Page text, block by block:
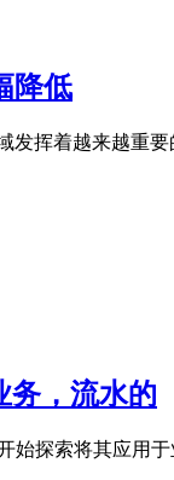
降低
发挥着越来越重
务，流水的
探索将其应用